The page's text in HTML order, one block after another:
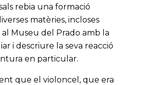
rebia una formació
matèries, incloses
al Museu del Prado amb la
i descriure la seva reacció
en particular.
que el violoncel, que era